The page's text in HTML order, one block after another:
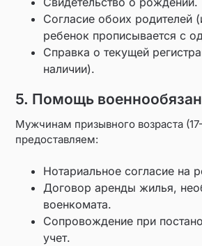
Согласие обоих родителей
ребенок прописывается с
Справка о текущей
наличии).
5. Помощь
Мужчинам призывного возраста
предоставляем:
Нотариальное согласие на
Договор аренды жилья,
военкомата.
Сопровождение при
учет.